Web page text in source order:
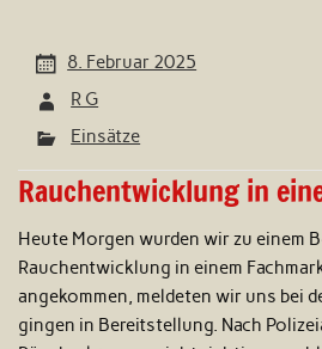
8. Februar 2025
R G
Einsätze
Rauchentwicklung in
Heute Morgen wurden wir zu einem
Rauchentwicklung in einem
angekommen, meldeten wir uns bei
gingen in Bereitstellung. Nach